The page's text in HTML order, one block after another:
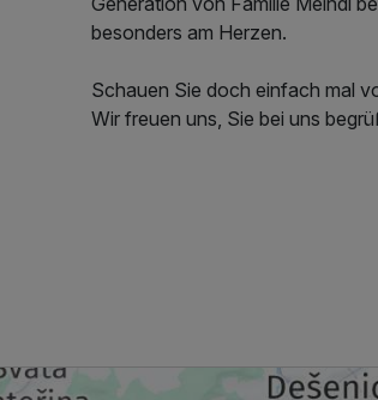
besonders am Herzen.
Schauen Sie doch einfach mal
Wir freuen uns, Sie bei uns